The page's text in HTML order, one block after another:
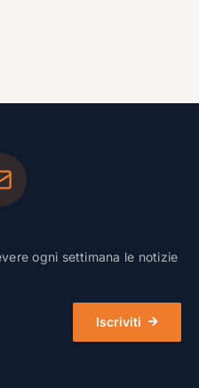
ogni settimana le notizie
Iscriviti